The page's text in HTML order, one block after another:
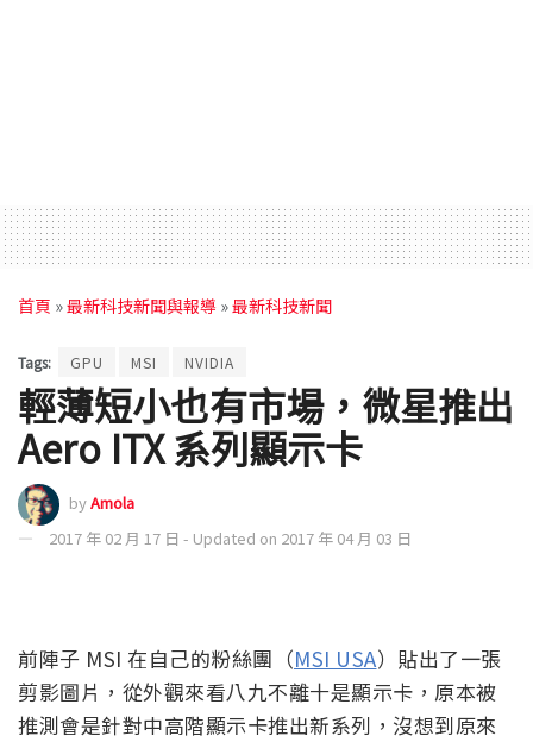
首頁 »最新科技新聞與報導 »最新科技新聞
Tags: GPU MSI NVIDIA
輕薄短小也有市場，微星推出
Aero ITX 系列顯示卡
byAmola
2017 年 02 月 17 日 - Updated on 2017 年 04 月 03 日
前陣子 MSI 在自己的粉絲團（MSI USA）貼出了一張
剪影圖片，從外觀來看八九不離十是顯示卡，原本被
推測會是針對中高階顯示卡推出新系列，沒想到原來